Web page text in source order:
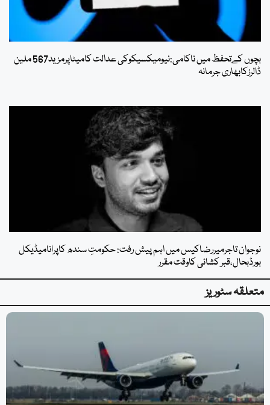
بچوں کےتحفظ میں ناکامی:نیومیکسیکوکی عدالت کامیٹاپرمزید567 ملین
ڈالرزکابھاری جرمانہ
نوجوان تاجرمیررضاکیس میں اہم پیش رفت: حکومتِ سندھ کاپرانامیڈیکل
بورڈبحال،قبر کشائی کاوقت مقرر
متعلقہ سٹوریز